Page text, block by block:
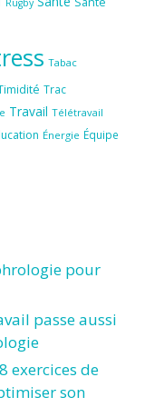
Tabac
Trac
Travail Télétravail
Énergie Équipe
pour
passe aussi
exercices de
son